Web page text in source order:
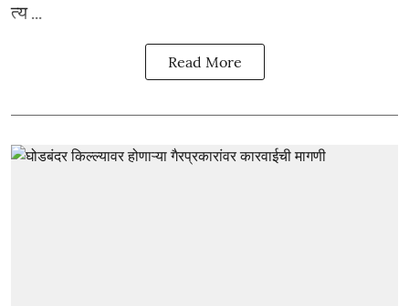
त्य ...
Read More